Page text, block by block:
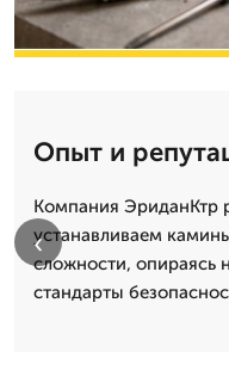
Опыт и
Компания ЭриданКтр
устанавливаем
сложности, опираясь
стандарты
‹